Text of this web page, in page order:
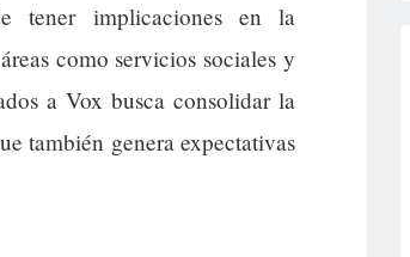
tener implicaciones en la
como servicios sociales y
a Vox busca consolidar la
también genera expectativas